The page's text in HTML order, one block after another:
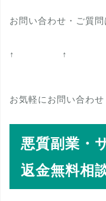
お問い合わせ・ご質問
↑ ↑
お気軽にお問い合わせ
悪質副業・
返金無料相